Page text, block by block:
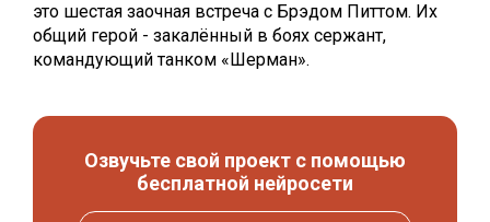
это шестая заочная встреча с Брэдом Питтом. Их
общий герой - закалённый в боях сержант,
командующий танком «Шерман».
Озвучьте свой проект с помощью
бесплатной нейросети